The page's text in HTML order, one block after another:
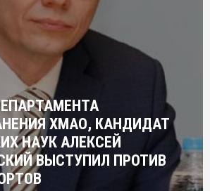
ХМАО, КАНДИДАТ
НАУК АЛЕКСЕЙ
ВЫСТУПИЛ ПРОТИВ